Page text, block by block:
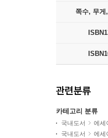
쪽수, 무게,
관련분류
카테고리 분류
국내도서 에세
국내도서
에세